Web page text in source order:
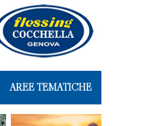
AREE TEMATICHE